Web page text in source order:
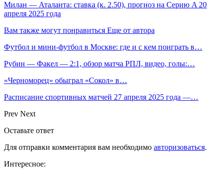
Милан — Аталанта: ставка (к. 2.50), прогноз на Серию A 20
апреля 2025 года
Вам также могут понравиться Еще от автора
Футбол и мини-футбол в Москве: где и с кем поиграть в…
Рубин — Факел — 2:1, обзор матча РПЛ, видео, голы:…
«Черноморец» обыграл «Сокол» в…
Расписание спортивных матчей 27 апреля 2025 года —…
Prev Next
Оставьте ответ
Для отправки комментария вам необходимо авторизоваться.
Интересное: